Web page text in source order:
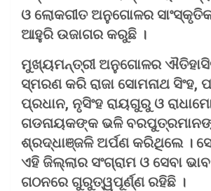
ଓ ଲୋକଗୀତ ଅନୁଗୋଳର
ଆହୁରି ଉଜାଗର କରୁଛି ।
ମୁଖ୍ୟମନ୍ତ୍ରୀ ଅନୁଗୋଳର
ସ୍ମରଣ କରି ରାଜା ସୋମନାଥ
ପ୍ରଧାନ, ନୃସିଂହ ରାୟଗୁରୁ ଓ
ଗଡନାୟକଙ୍କ ଭଳି
ଶ୍ରଦ୍ଧାଞ୍ଜଳି ଅର୍ପଣ କରିଥିଲେ ।
ଏହି ଜିଲ୍ଲାର ସଂଗ୍ରାମ ଓ ସେବା
ଗଠନରେ ଗୁରୁତ୍ୱପୂର୍ଣ୍ଣ ରହିଛି ।